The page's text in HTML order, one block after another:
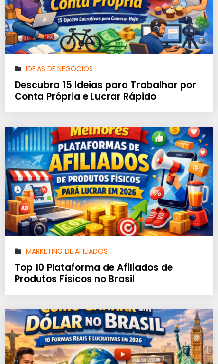
IDEIAS DE NEGÓCIOS
Descubra 15 Ideias para Trabalhar por
Conta Própria e Lucrar Rápido
MARKETING DE AFILIADOS
Top 10 Plataforma de Afiliados de
Produtos Físicos no Brasil